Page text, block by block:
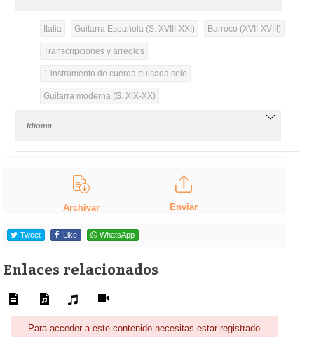
Italia Guitarra Española (S. XVIII-XXI) Barroco (XVII-XVIII)
Transcripciones y arreglos
1 instrumento de cuerda pulsada solo
Guitarra moderna (S. XIX-XX)
Idioma
Archivar Enviar
Tweet Like WhatsApp
Enlaces relacionados
Para acceder a este contenido necesitas estar registrado